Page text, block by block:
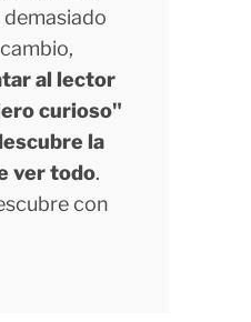
al lector
curioso"
la
ver todo.
con